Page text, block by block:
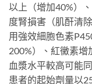
以上（增加40%）
度腎損害（肌酐清
用強效細胞色素
200%）、紅黴素增
血漿水平較高可能
患者的起始劑量以